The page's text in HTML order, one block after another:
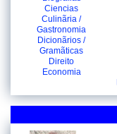
Ciencias
Culinãria /
Gastronomia
Dicionãrios /
Gramãticas
Direito
Economia